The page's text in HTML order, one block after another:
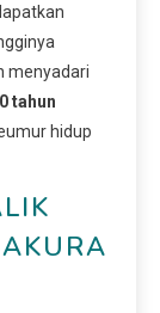
menyadari
tahun
hidup